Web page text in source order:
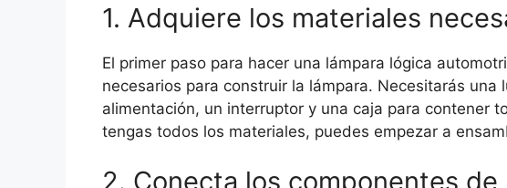
1. Adquiere los materiales
El primer paso para hacer una lámpara lógica
necesarios para construir la lámpara. Necesitarás una
alimentación, un interruptor y una caja para contener
tengas todos los materiales, puedes empezar a
2. Conecta los componentes de